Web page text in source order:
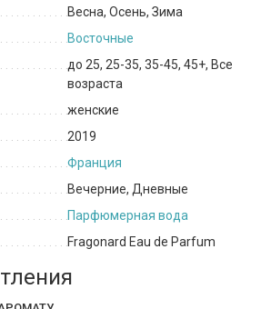
Весна, Осень, Зима
Восточные
до 25, 25-35, 35-45, 45+, Все
возраста
женские
2019
Франция
Вечерние, Дневные
Парфюмерная вода
Fragonard Eau de Parfum